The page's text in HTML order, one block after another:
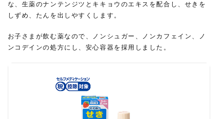
な、生薬のナンテンジツとキキョウのエキスを配合し、せきを
しずめ、たんを出しやすくします。
お子さまが飲む薬なので、ノンシュガー、ノンカフェイン、ノ
ンコデインの処方にし、安心容器を採用しました。